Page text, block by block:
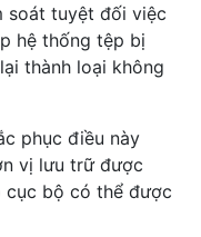
soát tuyệt đối việc
hệ thống tệp bị
thành loại không
phục điều này
vị lưu trữ được
cục bộ có thể được